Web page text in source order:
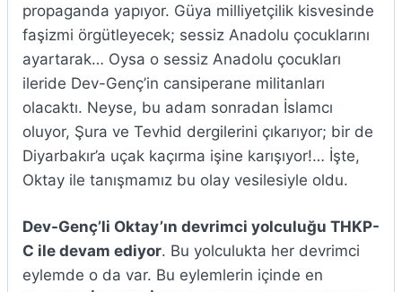
propaganda yapıyor. Güya milliyetçilik kisvesinde
faşizmi örgütleyecek; sessiz Anadolu çocuklarını
ayartarak… Oysa o sessiz Anadolu çocukları
ileride Dev-Genç’in cansiperane militanları
olacaktı. Neyse, bu adam sonradan İslamcı
oluyor, Şura ve Tevhid dergilerini çıkarıyor; bir de
Diyarbakır’a uçak kaçırma işine karışıyor!… İşte,
Oktay ile tanışmamız bu olay vesilesiyle oldu.
Dev-Genç’li Oktay’ın devrimci yolculuğu THKP-
C ile devam ediyor. Bu yolculukta her devrimci
eylemde o da var. Bu eylemlerin içinde en